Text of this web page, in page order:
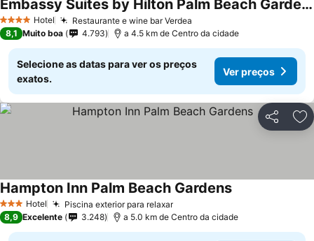
4 EstrelasHotel Restaurante e wine bar Verdea
Embassy Suites by Hilton Palm Beach Gardens PGA Boulevard
8,1 Muito boa 4.793 a 4.5 km de Centro da cidade
Selecione as datas para ver os preços
exatos.
Ver preços
Partilhar
3 EstrelasHotel Piscina exterior para relaxar
Hampton Inn Palm Beach Gardens
8,9 Excelente 3.248 a 5.0 km de Centro da cidade